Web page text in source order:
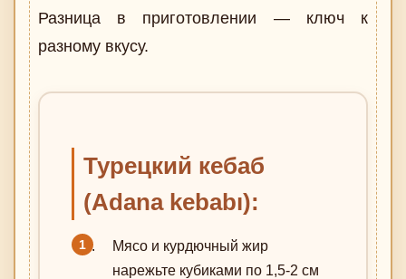
Разница в приготовлении — ключ к
разному вкусу.
Турецкий кебаб
(Adana kebabı):
Мясо и курдючный жир
нарежьте кубиками по 1,5-2 см